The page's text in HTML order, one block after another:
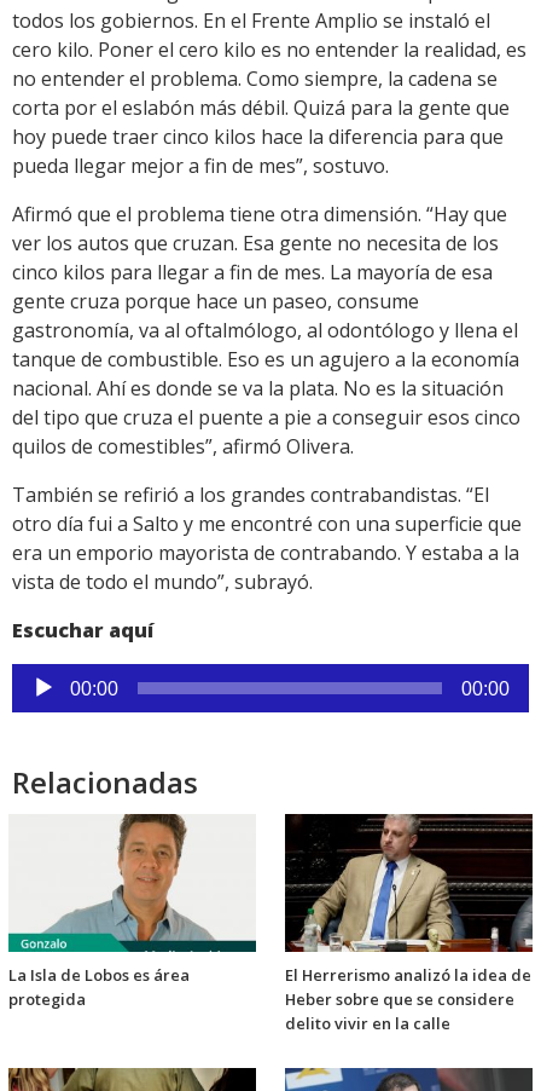
todos los gobiernos. En el Frente Amplio se instaló el
cero kilo. Poner el cero kilo es no entender la realidad, es
no entender el problema. Como siempre, la cadena se
corta por el eslabón más débil. Quizá para la gente que
hoy puede traer cinco kilos hace la diferencia para que
pueda llegar mejor a fin de mes”, sostuvo.
Afirmó que el problema tiene otra dimensión. “Hay que
ver los autos que cruzan. Esa gente no necesita de los
cinco kilos para llegar a fin de mes. La mayoría de esa
gente cruza porque hace un paseo, consume
gastronomía, va al oftalmólogo, al odontólogo y llena el
tanque de combustible. Eso es un agujero a la economía
nacional. Ahí es donde se va la plata. No es la situación
del tipo que cruza el puente a pie a conseguir esos cinco
quilos de comestibles”, afirmó Olivera.
También se refirió a los grandes contrabandistas. “El
otro día fui a Salto y me encontré con una superficie que
era un emporio mayorista de contrabando. Y estaba a la
vista de todo el mundo”, subrayó.
Escuchar aquí
Reproductor
de
00:00 00:00
Relacionadas
La Isla de Lobos es área
protegida
El Herrerismo analizó la idea de
Heber sobre que se considere
delito vivir en la calle